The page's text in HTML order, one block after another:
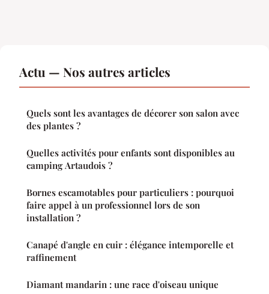
Actu — Nos autres articles
Quels sont les avantages de décorer son salon avec
des plantes ?
Quelles activités pour enfants sont disponibles au
camping Artaudois ?
Bornes escamotables pour particuliers : pourquoi
faire appel à un professionnel lors de son
installation ?
Canapé d'angle en cuir : élégance intemporelle et
raffinement
Diamant mandarin : une race d'oiseau unique